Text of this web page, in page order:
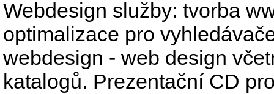
Webdesign služby: tvorba
optimalizace pro
webdesign - web design
katalogů. Prezentační CD